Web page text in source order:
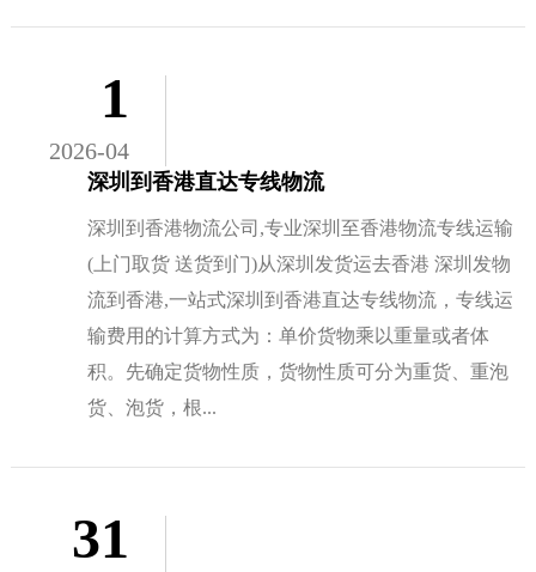
1
2026-04
深圳到香港直达专线物流
深圳到香港物流公司,专业深圳至香港物流专线运输
(上门取货 送货到门)从深圳发货运去香港 深圳发物
流到香港,一站式深圳到香港直达专线物流，专线运
输费用的计算方式为：单价货物乘以重量或者体
积。先确定货物性质，货物性质可分为重货、重泡
货、泡货，根...
31